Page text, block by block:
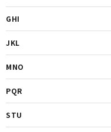
GHI
JKL
MNO
PQR
STU